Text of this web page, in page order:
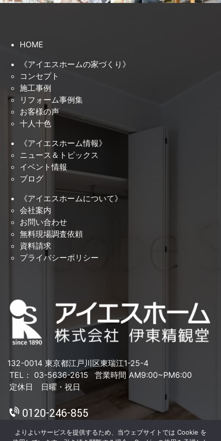
HOME
《アイエスホームの家づくり》
コンセプト
施工事例
リフォーム事例集
お客様の声
十人十色
《アイエスホーム情報》
ニュース＆トピックス
イベント情報
ブログ
《アイエスホームについて》
会社案内
お問い合わせ
無料現場調査依頼
資料請求
プライバシーポリシー
132-0014 東京都江戸川区東瑞江1-25-4
TEL： 03-5636-2615
営業時間 AM9:00~PM6:00
定休日 日曜・祝日
0120-246-855
よりよいサービスを提供するため、当ウェブサイトでは Cookie を